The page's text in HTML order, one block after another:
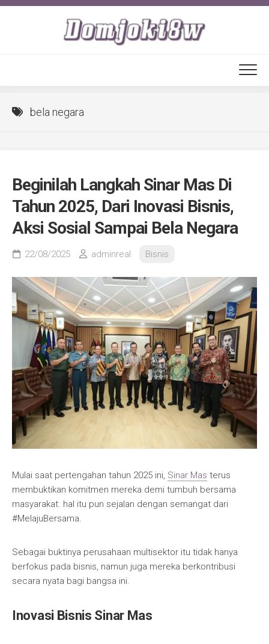
Skip
bela negara
Beginilah Langkah Sinar Mas Di
Tahun 2025, Dari Inovasi Bisnis,
Aksi Sosial Sampai Bela Negara
22/08/2025 adminreal Bisnis
Mulai saat pertengahan tahun 2025 ini, Sinar Mas terus
membuktikan komitmen mereka demi tumbuh bersama
masyarakat. hal itu pun sejalan dengan semangat dari
#MelajuBersama.
Sebagai buktinya perusahaan multisektor itu tidak hanya
berfokus pada bisnis, namun juga mereka berkontribusi
secara nyata bagi bangsa ini.
Inovasi Bisnis Sinar Mas